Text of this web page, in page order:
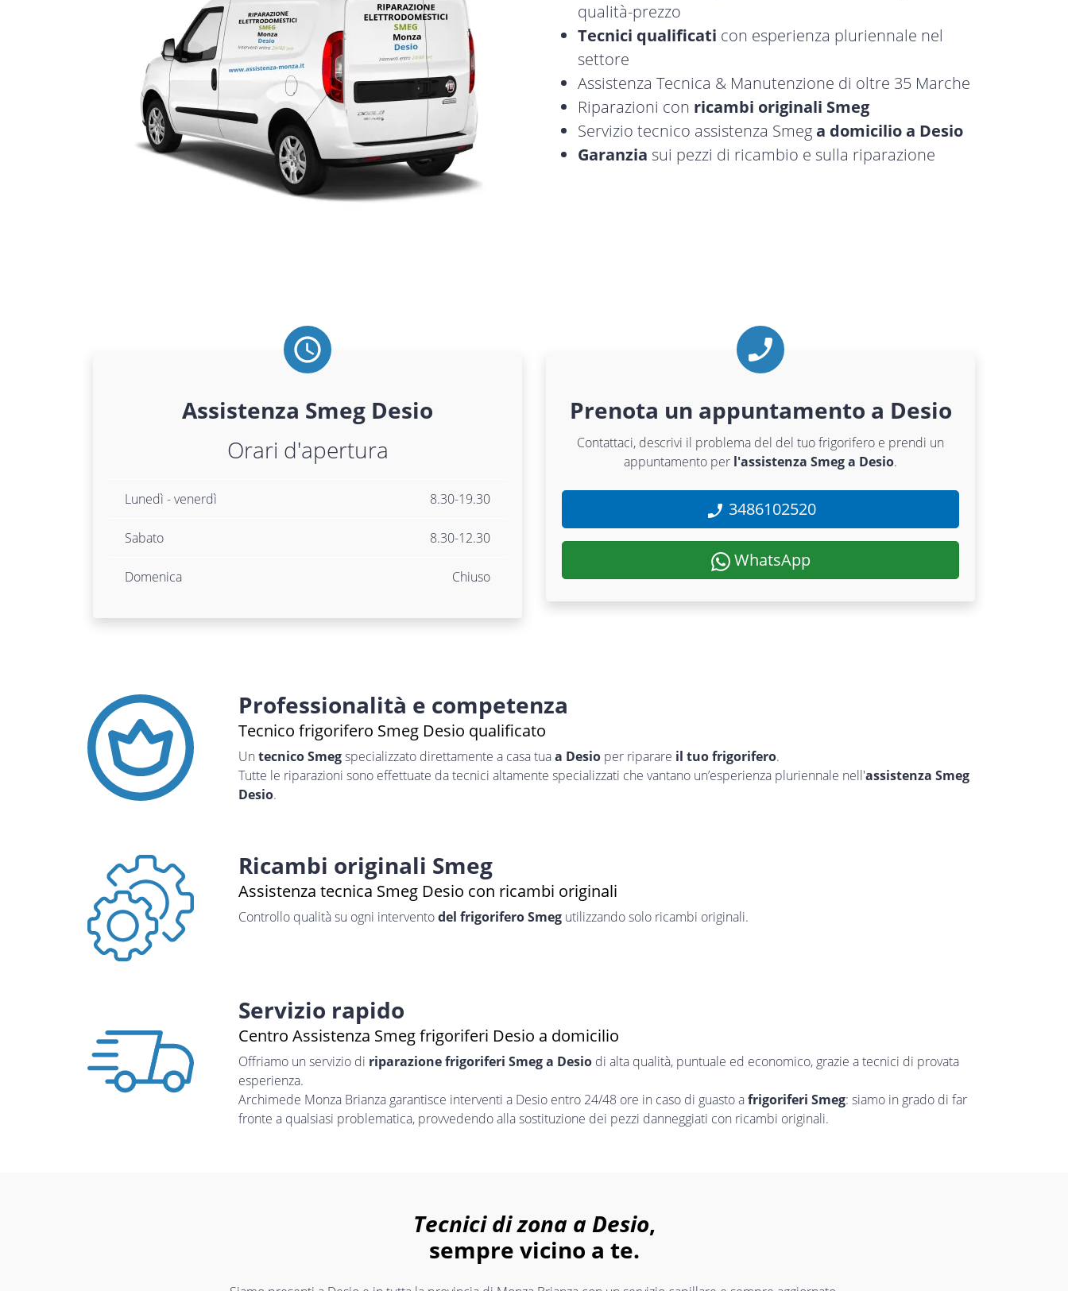
qualità-prezzo
Tecnici qualificati con esperienza pluriennale nel
settore
Assistenza Tecnica & Manutenzione di oltre 35 Marche
Riparazioni con ricambi originali Smeg
Servizio tecnico assistenza Smega domicilio a Desio
Garanzia sui pezzi di ricambio e sulla riparazione
Assistenza Smeg Desio
Orari d'apertura
Lunedì - venerdì 8.30-19.30
Sabato 8.30-12.30
Domenica Chiuso
Prenota un appuntamento a Desio
Contattaci, descrivi il problema del del tuo frigorifero e prendi un
appuntamento per l'assistenza Smeg a Desio.
3486102520
WhatsApp
Professionalità e competenza
Tecnico frigorifero Smeg Desio qualificato
Un tecnico Smegspecializzato direttamente a casa tuaa Desio per riparare il tuo frigorifero.
Tutte le riparazioni sono effettuate da tecnici altamente specializzati che vantano un’esperienza pluriennale nell'assistenza Smeg
Desio.
Ricambi originali Smeg
Assistenza tecnica Smeg Desio con ricambi originali
Controllo qualità su ogni interventodel frigorifero Smeg utilizzando solo ricambi originali.
Servizio rapido
Centro Assistenza Smeg frigoriferi Desio a domicilio
Offriamo un servizio di riparazione frigoriferi Smeg a Desio di alta qualità, puntuale ed economico, grazie a tecnici di provata
esperienza.
Archimede Monza Brianza garantisce interventi a Desio entro 24/48 ore in caso di guasto afrigoriferi Smeg: siamo in grado di far
fronte a qualsiasi problematica, provvedendo alla sostituzione dei pezzi danneggiati con ricambi originali.
Tecnici di zona a Desio,
sempre vicino a te.